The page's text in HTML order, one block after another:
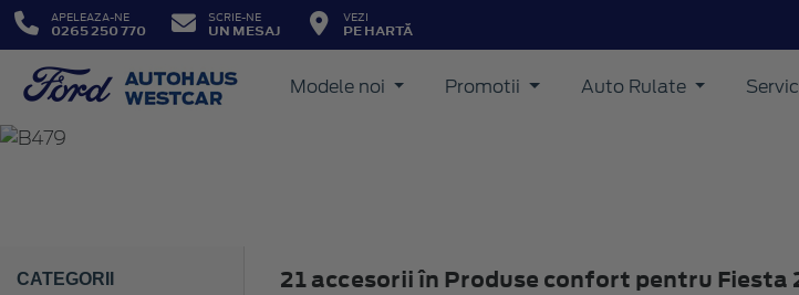
APELEAZA-NE
0265 250 770
SCRIE-NE
UN MESAJ
VEZI
PE HARTĂ
Modele noi Promotii Auto Rulate
FIESTA
CATEGORII
21 accesorii în Produse confort pentru Fiesta